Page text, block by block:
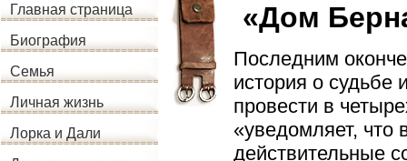
Главная страница
Биография
Семья
Личная жизнь
Лорка и Дали
«Дом
Последним
история о
провести в
«уведомляет, что
действительные